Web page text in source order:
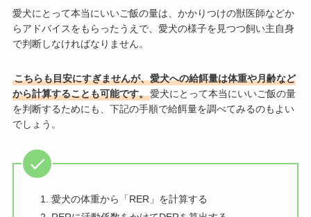
愛犬にとって本当にいいご飯の量は、かかりつけの獣医師などか
らアドバイスをもらったうえで、愛犬の様子を見つつ飼い主自身
で判断しなければなりません。
こちらも目安にすぎませんが、愛犬への給餌量は体重や月齢など
から計算することも可能です。愛犬にとって本当にいいご飯の量
を判断するためにも、下記の手順で給餌量を調べてみるのもよい
でしょう。
愛犬の体重から「RER」を計算する